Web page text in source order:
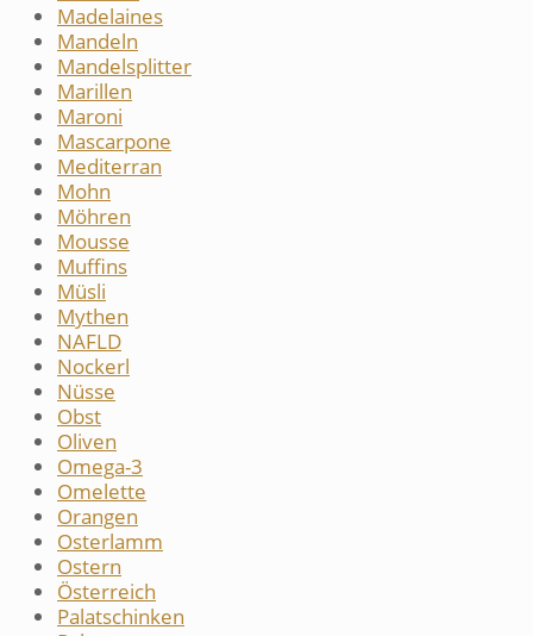
Madelaines
Mandeln
Mandelsplitter
Marillen
Maroni
Mascarpone
Mediterran
Mohn
Möhren
Mousse
Muffins
Müsli
Mythen
NAFLD
Nockerl
Nüsse
Obst
Oliven
Omega-3
Omelette
Orangen
Osterlamm
Ostern
Österreich
Palatschinken